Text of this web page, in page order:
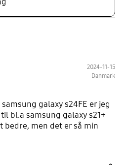
2024-11-15
Danmark
galaxy s24FE er jeg
bl.a samsung galaxy s21+
men det er så min